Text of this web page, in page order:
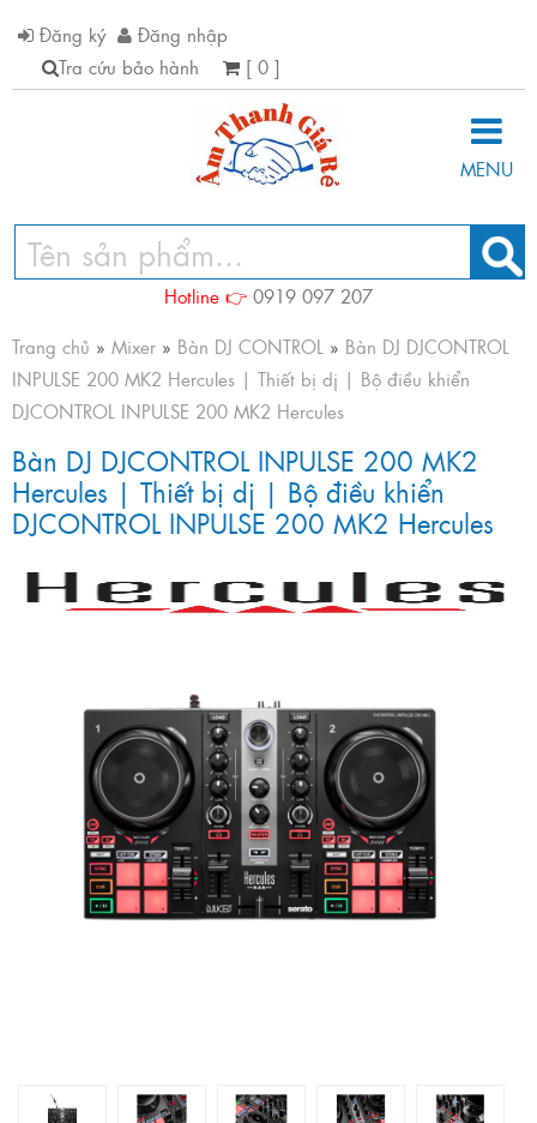
Đăng ký
Đăng nhập
Tra cứu bảo hành
[ 0 ]
MENU
Hotline 👉 0919 097 207
Trang chủ » Mixer » Bàn DJ CONTROL » Bàn DJ DJCONTROL
INPULSE 200 MK2 Hercules | Thiết bị dj | Bộ điều khiển
DJCONTROL INPULSE 200 MK2 Hercules
Bàn DJ DJCONTROL INPULSE 200 MK2
Hercules | Thiết bị dj | Bộ điều khiển
DJCONTROL INPULSE 200 MK2 Hercules